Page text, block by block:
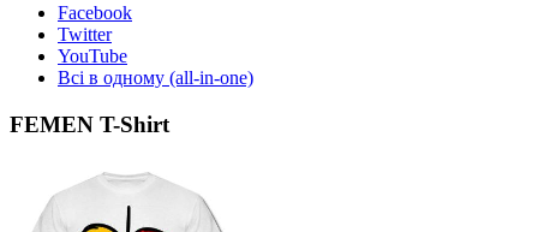
Facebook
Twitter
YouTube
Всі в одному (all-in-one)
FEMEN T-Shirt